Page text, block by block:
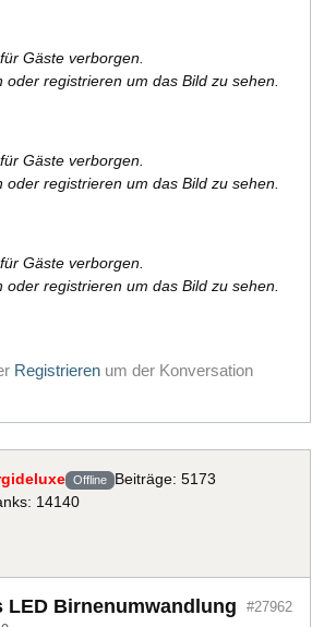
Gäste verborgen.
oder registrieren um das Bild zu sehen.
Gäste verborgen.
oder registrieren um das Bild zu sehen.
Gäste verborgen.
oder registrieren um das Bild zu sehen.
Registrieren um der Konversation
Offline Beiträge: 5173
14140
LED Birnenumwandlung #27962